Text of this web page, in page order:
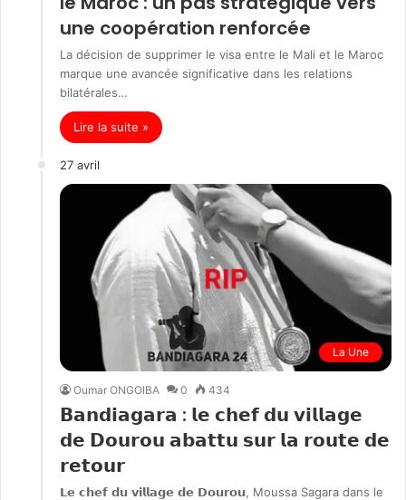
une coopération renforcée
La décision de supprimer le visa entre le Mali et le Maroc
marque une avancée significative dans les relations
bilatérales…
Lire la suite »
27 avril
La Une
Oumar ONGOIBA 0 434
𝗕𝗮𝗻𝗱𝗶𝗮𝗴𝗮𝗿𝗮 : 𝗹𝗲 𝗰𝗵𝗲𝗳 𝗱𝘂 𝘃𝗶𝗹𝗹𝗮𝗴𝗲
𝗱𝗲 𝗗𝗼𝘂𝗿𝗼𝘂 𝗮𝗯𝗮𝘁𝘁𝘂 𝘀𝘂𝗿 𝗹𝗮 𝗿𝗼𝘂𝘁𝗲 𝗱𝗲
𝗿𝗲𝘁𝗼𝘂𝗿
𝗟𝗲 𝗰𝗵𝗲𝗳 𝗱𝘂 𝘃𝗶𝗹𝗹𝗮𝗴𝗲 𝗱𝗲 𝗗𝗼𝘂𝗿𝗼𝘂, Moussa Sagara dans le